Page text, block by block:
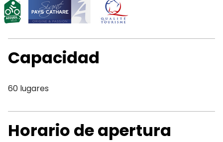
Capacidad
60 lugares
Horario de apertura